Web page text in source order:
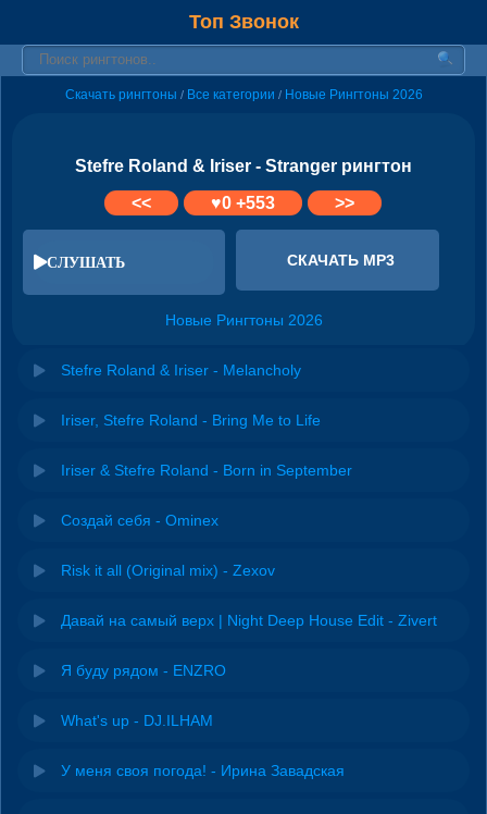
Топ Звонок
Скачать рингтоны / Все категории / Новые Рингтоны 2026
Stefre Roland & Iriser - Stranger рингтон
<<
♥0+553 >>
СЛУШАТЬ СКАЧАТЬ MP3
Новые Рингтоны 2026
Stefre Roland & Iriser - Melancholy
Iriser, Stefre Roland - Bring Me to Life
Iriser & Stefre Roland - Born in September
Создай себя - Ominex
Risk it all (Original mix) - Zexov
Давай на самый верх | Night Deep House Edit - Zivert
Я буду рядом - ENZRO
What's up - DJ.ILHAM
У меня своя погода! - Ирина Завадская